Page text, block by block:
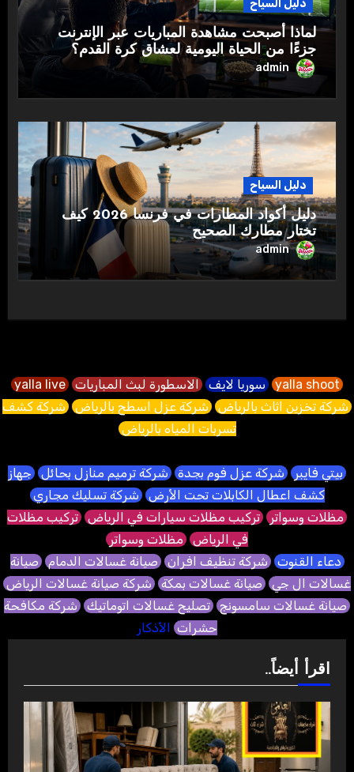
دليل السياح
لماذا أصبحت مشاهدة المباريات عبر الإنترنت
جزءًا من الحياة اليومية لعشاق كرة القدم؟
admin
دليل السياح
دليل أكواد المطارات في فرنسا 2026 كيف
تختار مطارك الصحيح
admin
yalla shoot سوريا لايف الاسطورة لبث المباريات yalla live
شركة تخزين اثاث بالرياض شركة عزل اسطح بالرياض شركة كشف
تسربات المياه بالرياض
بيتي فايبر شركة عزل فوم بجدة شركة ترميم منازل بحائل جهاز
كشف اعطال الكابلات تحت الأرض شركة تسليك مجاري
مظلات وسواتر تركيب مظلات سيارات في الرياض تركيب مظلات
في الرياض مظلات وسواتر
دعاء القنوت شركة تنظيف افران صيانة غسالات الدمام صيانة
غسالات ال جي صيانة غسالات بمكة شركة صيانة غسالات الرياض
صيانة غسالات سامسونج تصليح غسالات اتوماتيك شركة مكافحة
حشرات الأذكار
اقرأ أيضاً..